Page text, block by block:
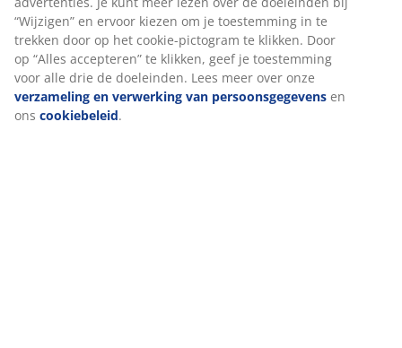
“Wijzigen” en ervoor kiezen om je toestemming in te
trekken door op het cookie-pictogram te klikken. Door
op “Alles accepteren” te klikken, geef je toestemming
voor alle drie de doeleinden. Lees meer over onze
verzameling en verwerking van persoonsgegevens en
ons cookiebeleid.